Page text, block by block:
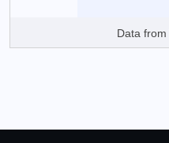
Data from